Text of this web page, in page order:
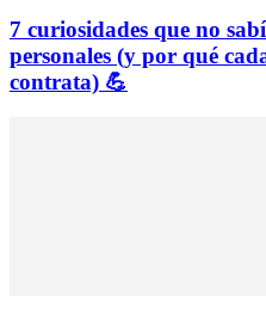
7 curiosidades que no
personales (y por qué
contrata) 💪